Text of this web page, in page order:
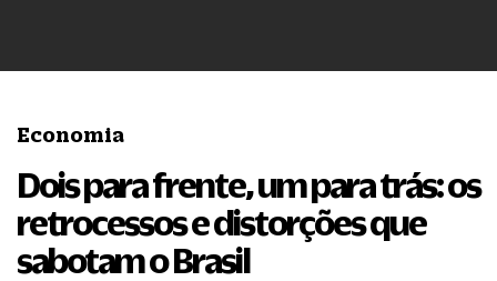
Economia
Dois para frente, um para trás: os
retrocessos e distorções que
sabotam o Brasil